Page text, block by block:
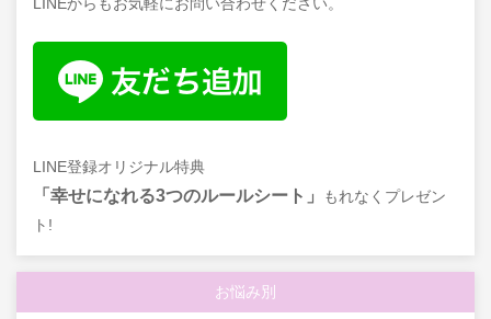
LINE登録オリジナル特典
「幸せになれる3つのルールシート」
もれなくプレゼン
ト!
お悩み別